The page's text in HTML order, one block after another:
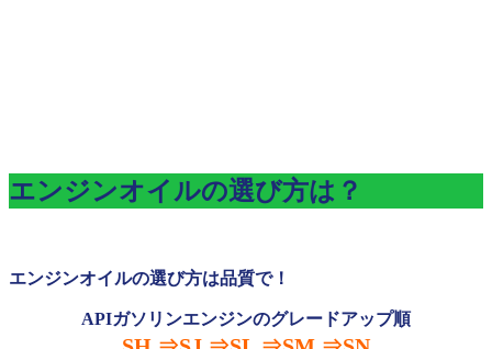
エンジンオイルの選び方は？
エンジンオイルの選び方は品質で！
APIガソリンエンジンのグレードアップ順